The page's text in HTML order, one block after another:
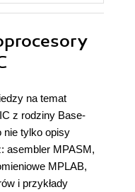
na temat
z rodziny Base-
nie tylko opisy
asembler MPASM,
MPLAB,
i przykłady